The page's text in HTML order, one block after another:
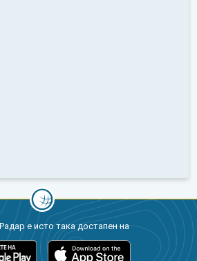
е исто така достапен на